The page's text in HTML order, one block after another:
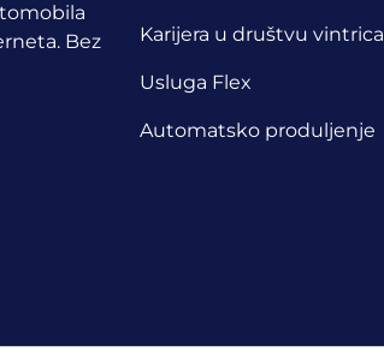
Bez
Karijera u društvu vintrica
Usluga Flex
Automatsko produljenje